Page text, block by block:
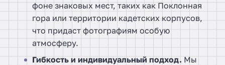
фоне знаковых мест, таких как Поклонная
гора или территории кадетских корпусов,
что придаст фотографиям особую
атмосферу.
Гибкость и индивидуальный подход.Мы